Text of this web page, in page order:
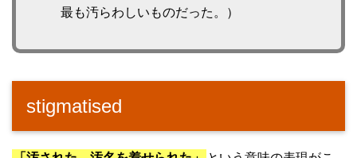
最も汚らわしいものだった。）
stigmatised